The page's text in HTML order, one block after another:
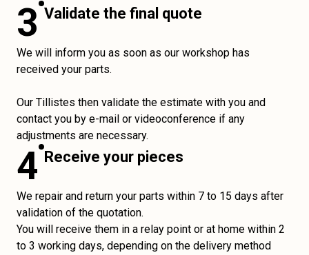
3 Validate the final quote
We will inform you as soon as our workshop has
received your parts.
Our Tillistes then validate the estimate with you and
contact you by e-mail or videoconference if any
adjustments are necessary.
4 Receive your pieces
We repair and return your parts within 7 to 15 days after
validation of the quotation.
You will receive them in a relay point or at home within 2
to 3 working days, depending on the delivery method